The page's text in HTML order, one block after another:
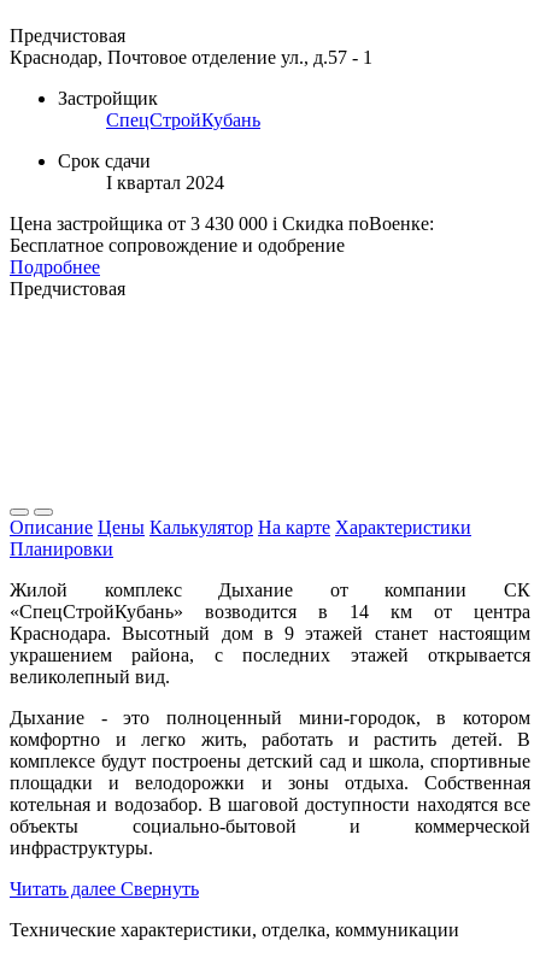
Предчистовая
Краснодар, Почтовое отделение ул., д.57 - 1
Застройщик
СпецСтройКубань
Срок сдачи
I квартал 2024
Цена застройщика от 3 430 000 i Скидка поВоенке:
Бесплатное сопровождение и одобрение
Подробнее
Предчистовая
Описание Цены Калькулятор На карте Характеристики
Планировки
Жилой комплекс Дыхание от компании СК
«СпецСтройКубань» возводится в 14 км от центра
Краснодара. Высотный дом в 9 этажей станет настоящим
украшением района, с последних этажей открывается
великолепный вид.
Дыхание - это полноценный мини-городок, в котором
комфортно и легко жить, работать и растить детей. В
комплексе будут построены детский сад и школа, спортивные
площадки и велодорожки и зоны отдыха. Собственная
котельная и водозабор. В шаговой доступности находятся все
объекты социально-бытовой и коммерческой
инфраструктуры.
Читать далее Свернуть
Технические характеристики, отделка, коммуникации